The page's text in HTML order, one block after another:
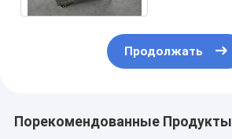
Продолжать
Порекомендованные Продукты